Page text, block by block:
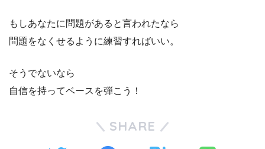
もしあなたに問題があると言われたなら
問題をなくせるように練習すればいい。
そうでないなら
自信を持ってベースを弾こう！
SHARE